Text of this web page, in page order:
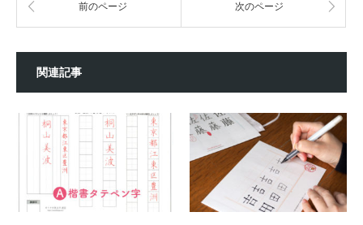
前のページ 次のページ
関連記事